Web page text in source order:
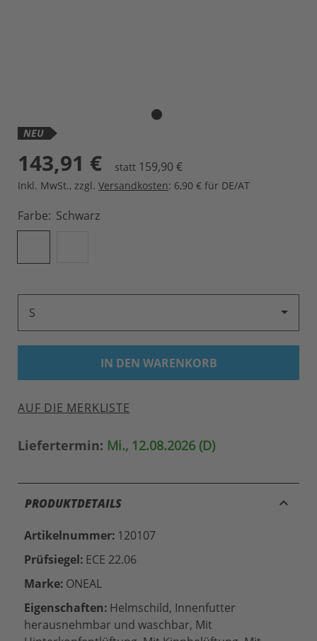
NEU
143,91 € statt 159,90 €
Inkl. MwSt., zzgl. Versandkosten: 6,90 € für DE/AT
Farbe Schwarz
S
IN DEN WARENKORB
AUF DIE MERKLISTE
Liefertermin: Mi., 12.08.2026 (D)
PRODUKTDETAILS keyboard_arrow_up
Artikelnummer: 120107
Prüfsiegel: ECE 22.06
Marke: ONEAL
Eigenschaften: Helmschild, Innenfutter
herausnehmbar und waschbar, Mit